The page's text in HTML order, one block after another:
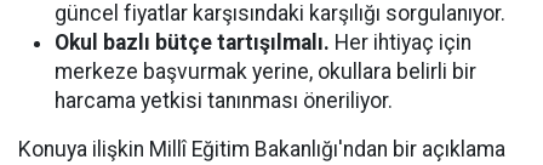
güncel fiyatlar karşısındaki karşılığı sorgulanıyor.
Okul bazlı bütçe tartışılmalı. Her ihtiyaç için
merkeze başvurmak yerine, okullara belirli bir
harcama yetkisi tanınması öneriliyor.
Konuya ilişkin Millî Eğitim Bakanlığı'ndan bir açıklama